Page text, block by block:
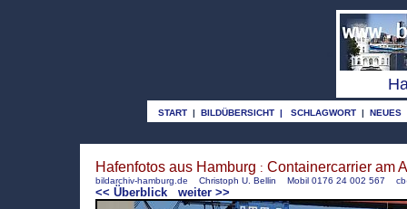
START | BILDÜBERSICHT | SCHLAGWORT | NEUES
Hafenfotos aus Hamburg : Containercarrier am
bildarchiv-hamburg.de Christoph U. Bellin Mobil 0176 24 002 567
<< Überblick weiter >>